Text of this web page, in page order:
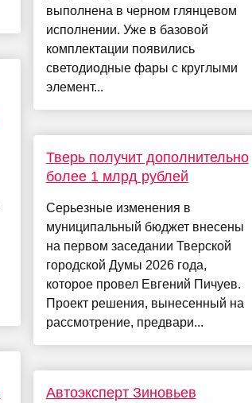
выполнена в черном глянцевом
исполнении. Уже в базовой
комплектации появились
светодиодные фары с круглыми
элемент...
Тверь получит дополнительно
более 1 млрд рублей
Серьезные изменения в
муниципальный бюджет внесены
на первом заседании Тверской
городской Думы 2026 года,
которое провел Евгений Пичуев.
Проект решения, вынесенный на
рассмотрение, предвари...
Автоэксперт Зиновьев